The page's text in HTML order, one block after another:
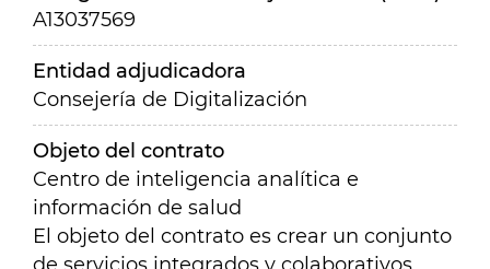
A13037569
Entidad adjudicadora
Consejería de Digitalización
Objeto del contrato
Centro de inteligencia analítica e
información de salud
El objeto del contrato es crear un conjunto